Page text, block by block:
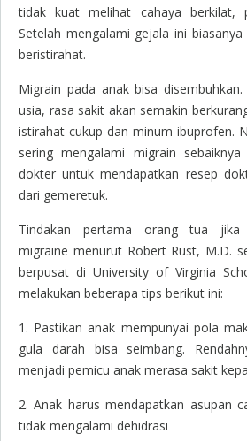
tidak kuat melihat cahaya berkilat,
Setelah mengalami gejala ini
beristirahat.
Migrain pada anak bisa
usia, rasa sakit akan semakin
istirahat cukup dan minum ibuprofen.
sering mengalami migrain
dokter untuk mendapatkan resep
dari gemeretuk.
Tindakan pertama orang tua jika
migraine menurut Robert Rust, M.D.
berpusat di University of Virginia
melakukan beberapa tips berikut ini:
1. Pastikan anak mempunyai pola
gula darah bisa seimbang.
menjadi pemicu anak merasa sakit
2. Anak harus mendapatkan asupan
tidak mengalami dehidrasi